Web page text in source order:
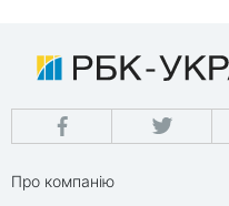
Про компанію